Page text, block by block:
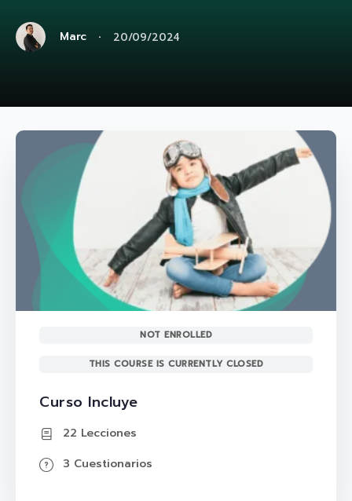
Marc · 20/09/2024
NOT ENROLLED
THIS COURSE IS CURRENTLY CLOSED
Curso Incluye
22 Lecciones
3 Cuestionarios